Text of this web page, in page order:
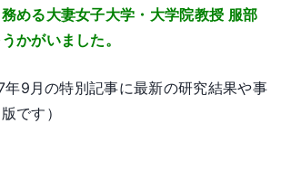
める大妻女子大学・大学院教授 服部
かがいました。
年9月の特別記事に最新の研究結果や事
です）